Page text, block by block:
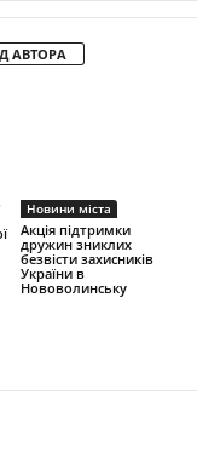
АВТОРА
Новини міста
Акція підтримки
дружин зниклих
безвісти захисників
України в
Нововолинську